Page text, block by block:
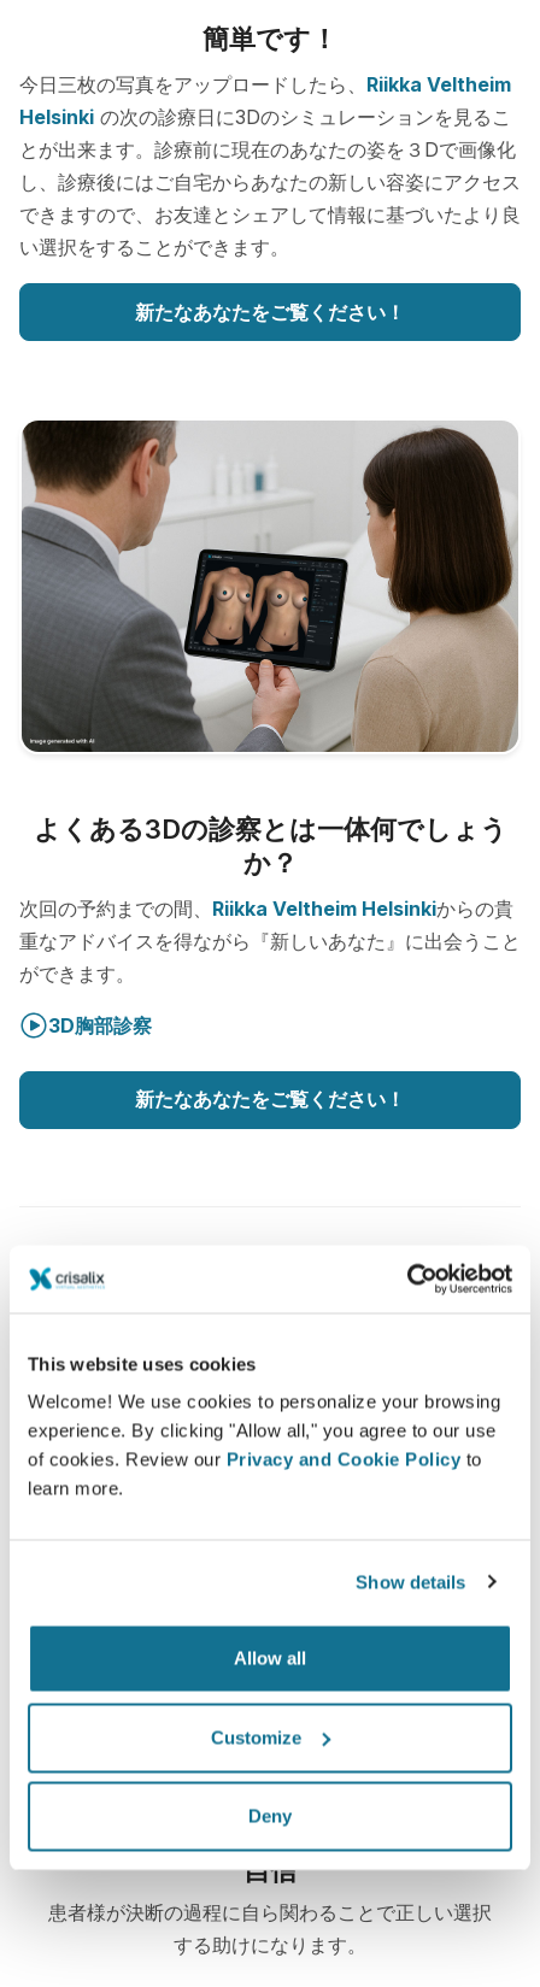
This website uses cookies
Welcome! We use cookies to personalize your browsing
experience. By clicking "Allow all," you agree to our use
of cookies. Review our Privacy and Cookie Policy to
learn more.
Show details
Allow all
Customize
Deny
簡単です！
今日三枚の写真をアップロードしたら、 Riikka Veltheim
Helsinki の次の診療日に3Dのシミュレーションを見るこ
とが出来ます。診療前に現在のあなたの姿を３Dで画像化
し、診療後にはご自宅からあなたの新しい容姿にアクセス
できますので、お友達とシェアして情報に基づいたより良
い選択をすることができます。
新たなあなたをご覧ください！
よくある3Dの診察とは一体何でしょう
か？
次回の予約までの間、 Riikka Veltheim Helsinkiからの貴
重なアドバイスを得ながら『新しいあなた』に出会うこと
ができます。
3D胸部診察
新たなあなたをご覧ください！
患者様へのケアを高めましょう
の間のコミュニケーションを改善する事が狙いです。相互
接続性なプラットフォームで外科医と患者様の関係を高め
るものです。
クリサリクスは、患者様自身が実施した３Dシミュ
レーションを元に施術を選択し、想像される術後の
自信
患者様が決断の過程に自ら関わることで正しい選択
する助けになります。